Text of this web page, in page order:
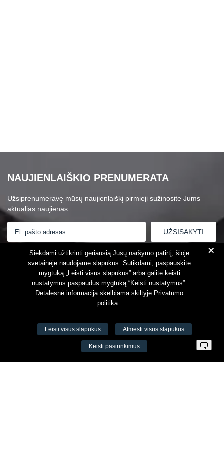
NAUJIENLAIŠKIO PRENUMERATA
Užsiprenumeravę mūsų naujienlaiškį pirmieji sužinosite Jums
aktualias naujienas.
Susipažinau suPrivatumo politika
VŠĮ Fitneso mokymo centras AEROMIX
+
Siekdami užtikrinti geriausią Jūsų naršymo patirtį, šioje
svetainėje naudojame slapukus. Sutikdami, paspauskite
mygtuką „Leisti visus slapukus” arba galite keisti
nustatymus paspaudus mygtuką “Keisti nustatymus”.
Detalesnė informacija skelbiama skiltyje Privatumo
politika .
Leisti visus slapukus Atmesti visus slapukus
Keisti pasirinkimus